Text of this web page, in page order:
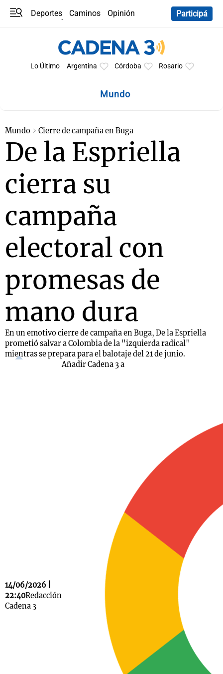
Deportes Caminos
Opinión
Participá
Lo Último Argentina Córdoba Rosario
Mundo
Mundo Cierre de campaña en Buga
De la Espriella
cierra su
campaña
electoral con
promesas de
mano dura
En un emotivo cierre de campaña en Buga, De la Espriella
prometió salvar a Colombia de la "izquierda radical"
mientras se prepara para el balotaje del 21 de junio.
14/06/2026 |
22:40Redacción
Cadena 3
Añadir Cadena 3 a
Cadena 3